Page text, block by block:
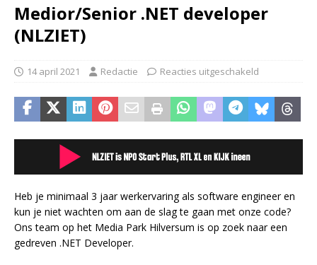
Medior/Senior .NET developer
(NLZIET)
14 april 2021 Redactie Reacties uitgeschakeld
Heb je minimaal 3 jaar werkervaring als software engineer en
kun je niet wachten om aan de slag te gaan met onze code?
Ons team op het Media Park Hilversum is op zoek naar een
gedreven .NET Developer.